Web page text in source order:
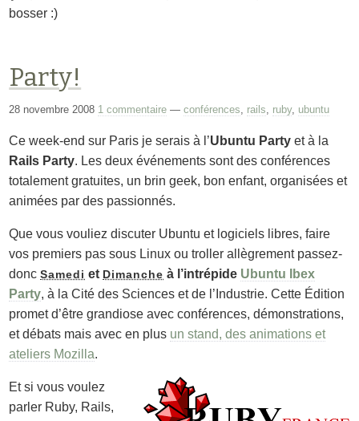
bosser :)
Party!
28 novembre 2008 1 commentaire —conférences, rails, ruby, ubuntu
Ce week-end sur Paris je serais à l’Ubuntu Party et à la
Rails Party. Les deux événements sont des conférences
totalement gratuites, un brin geek, bon enfant, organisées et
animées par des passionnés.
Que vous vouliez discuter Ubuntu et logiciels libres, faire
vos premiers pas sous Linux ou troller allègrement passez-
doncSamedi et Dimanche à l’intrépide Ubuntu Ibex
Party, à laCité des Sciences et de l’Industrie. Cette Édition
promet d’être grandiose avec conférences, démonstrations,
et débats mais avec en plus un stand, des animations et
ateliers Mozilla.
Et si vous voulez
parler Ruby, Rails,